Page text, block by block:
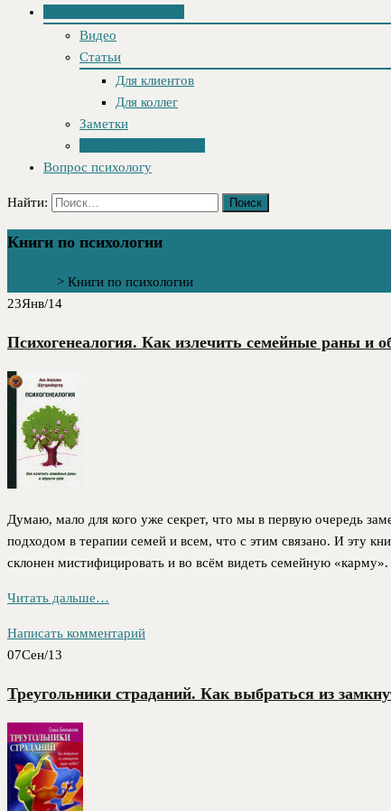
Видео
Статьи
Для клиентов
Для коллег
Заметки
Вопрос психологу
Найти:
Книги по психологии
> Книги по психологии
23Янв/14
Психогенеалогия. Как излечить семейные раны и
Думаю, мало для кого уже секрет, что мы в первую очередь
подходом в терапии семей и всем, что с этим связано. И эту
склонен мистифицировать и во всём видеть семейную «карму».
Читать дальше…
Написать комментарий
07Сен/13
Треугольники страданий. Как выбраться из